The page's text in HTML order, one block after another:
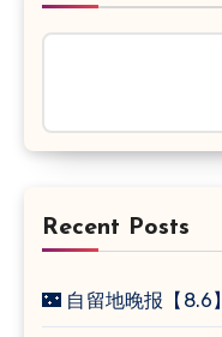
Recent Posts
🌃 自留地晚报【8.6】